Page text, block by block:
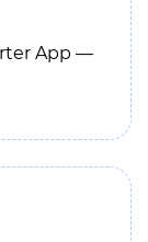
App —